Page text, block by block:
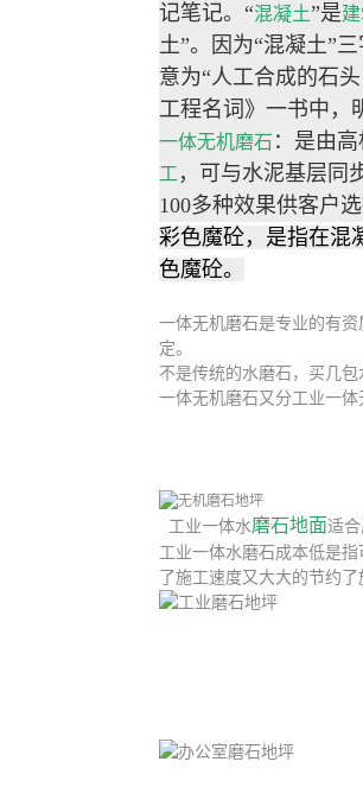
记笔记。“混凝土”是
土”。因为“混凝土”
意为“人工合成的石
工程名词》一书中，
一体无机磨石 ：是由
工 ，可与水泥基层同
100多种效果供客户选
彩色魔砼，是指在混
色魔砼。
一体无机磨石是专业的有
定。
不是传统的水磨石，买几
一体无机磨石又分工业一体
工业一体水磨石地面适
工业一体水磨石成本低是
了施工速度又大大的节约